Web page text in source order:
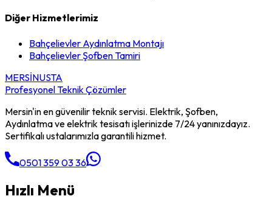
Diğer Hizmetlerimiz
Bahçelievler Aydınlatma Montajı
BahçelievlerŞofben Tamiri
MERSİNUSTA
Profesyonel Teknik Çözümler
Mersin'in en güvenilir teknik servisi. Elektrik, Şofben,
Aydınlatma ve elektrik tesisatı işlerinizde 7/24 yanınızdayız.
Sertifikalı ustalarımızla garantili hizmet.
0501 359 03 36
Hızlı Menü